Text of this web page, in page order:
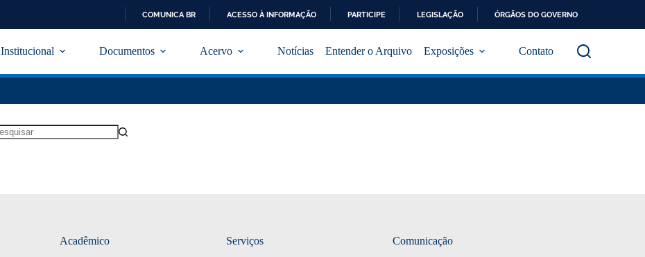
A
COMUNICA BR ACESSO À INFORMAÇÃO PARTICIPE LEGISLAÇÃO ÓRGÃOS DO GOVERNO
Institucional Documentos Acervo Notícias Entender o Arquivo Exposições Contato
Acadêmico Serviços Comunicação